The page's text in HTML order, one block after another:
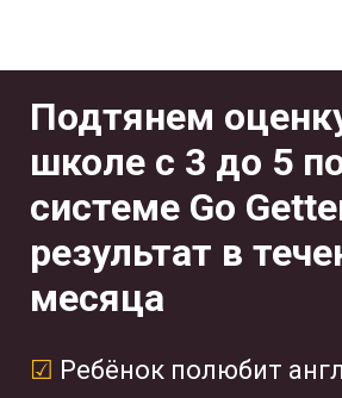
Подтянем
школе с 3 до 5
системе Go
результат в
месяца
☑ Ребёнок полюбит